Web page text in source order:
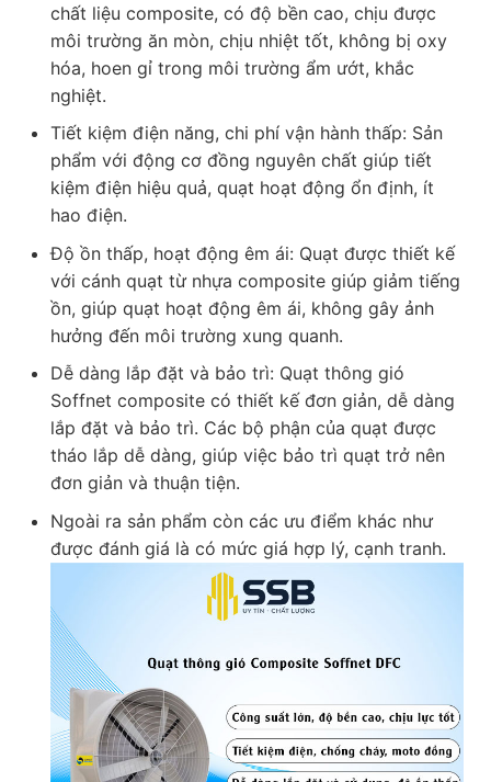
chất liệu composite, có độ bền cao, chịu được
môi trường ăn mòn, chịu nhiệt tốt, không bị oxy
hóa, hoen gỉ trong môi trường ẩm ướt, khắc
nghiệt.
Tiết kiệm điện năng, chi phí vận hành thấp: Sản
phẩm với động cơ đồng nguyên chất giúp tiết
kiệm điện hiệu quả, quạt hoạt động ổn định, ít
hao điện.
Độ ồn thấp, hoạt động êm ái: Quạt được thiết kế
với cánh quạt từ nhựa composite giúp giảm tiếng
ồn, giúp quạt hoạt động êm ái, không gây ảnh
hưởng đến môi trường xung quanh.
Dễ dàng lắp đặt và bảo trì: Quạt thông gió
Soffnet composite có thiết kế đơn giản, dễ dàng
lắp đặt và bảo trì. Các bộ phận của quạt được
tháo lắp dễ dàng, giúp việc bảo trì quạt trở nên
đơn giản và thuận tiện.
Ngoài ra sản phẩm còn các ưu điểm khác như
được đánh giá là có mức giá hợp lý, cạnh tranh.